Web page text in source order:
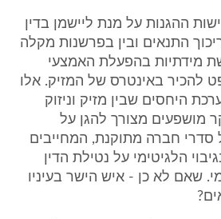
ההגנות על מנת ליישמן בדין
התנאים ובין בפרשנות מקלה
מידתיות בהפעלת האמצעי
להכיר באינטרס של המזיק. אלו
היחסים שבין מזיק וניזוק
מושפעים מצורך להגן על
סדרי חברה מתוקנת, המחייבים
הלגיטימי על נטילת הדין
שאם לא כן - איש הישר בעיניו